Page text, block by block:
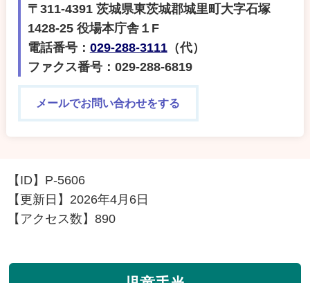
〒311-4391 茨城県東茨城郡城里町大字石塚
1428-25 役場本庁舎１F
電話番号： 029-288-3111（代）
ファクス番号：029-288-6819
メールでお問い合わせをする
【ID】 P-5606
【更新日】 2026年4月6日
【アクセス数】890